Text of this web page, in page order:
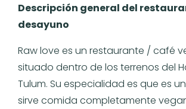
Descripción general del
desayuno
Raw love es un restaurante / café
situado dentro de los terrenos del
Tulum. Su especialidad es que es
sirve comida completamente